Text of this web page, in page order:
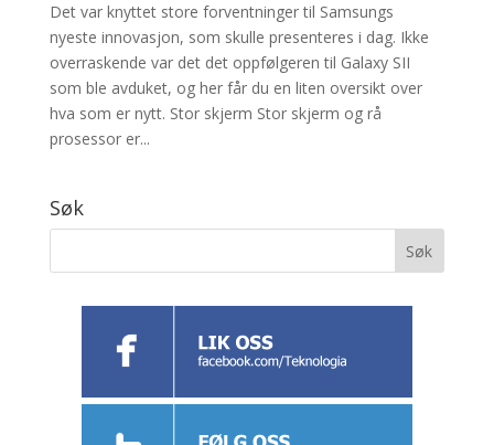
Det var knyttet store forventninger til Samsungs
nyeste innovasjon, som skulle presenteres i dag. Ikke
overraskende var det det oppfølgeren til Galaxy SII
som ble avduket, og her får du en liten oversikt over
hva som er nytt. Stor skjerm Stor skjerm og rå
prosessor er...
Søk